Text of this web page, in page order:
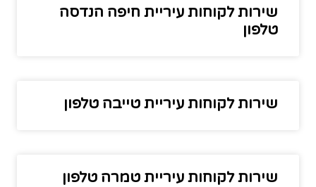
שירות לקוחות עיריית חיפה הנדסה
טלפון
שירות לקוחות עיריית טייבה טלפון
שירות לקוחות עיריית טמרה טלפון